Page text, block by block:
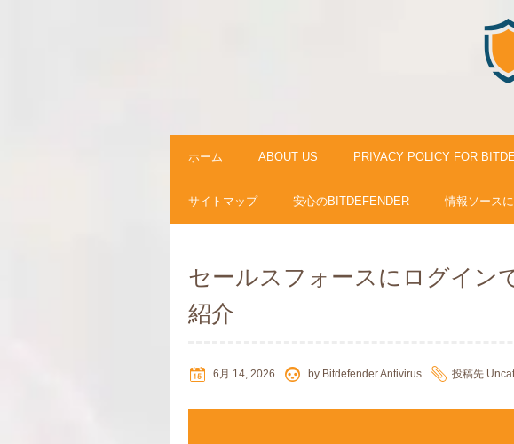
ホーム ABOUT US PRIVACY POLICY FOR
サイトマップ 安心のBITDEFENDER 情報ソース
セールスフォースにログイン
紹介
6月 14, 2026 by Bitdefender Antivirus 投稿先